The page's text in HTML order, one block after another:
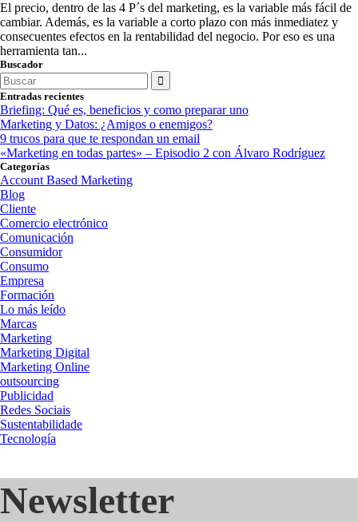
El precio, dentro de las 4 P´s del marketing, es la variable más fácil de
cambiar. Además, es la variable a corto plazo con más inmediatez y
consecuentes efectos en la rentabilidad del negocio. Por eso es una
herramienta tan...
Buscador
Search
for:
Entradas recientes
Briefing: Qué es, beneficios y como preparar uno
Marketing y Datos: ¿Amigos o enemigos?
9 trucos para que te respondan un email
«Marketing en todas partes» – Episodio 2 con Álvaro Rodríguez
Categorías
Account Based Marketing
Blog
Cliente
Comercio electrónico
Comunicación
Consumidor
Consumo
Empresa
Formación
Lo más leído
Marcas
Marketing
Marketing Digital
Marketing Online
outsourcing
Publicidad
Redes Sociais
Sustentabilidade
Tecnología
Newsletter